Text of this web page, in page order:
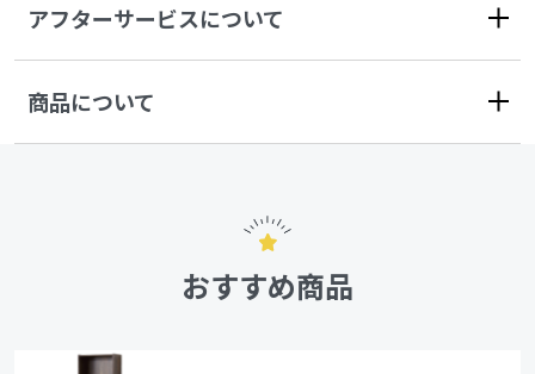
アフターサービスについて
商品について
おすすめ商品